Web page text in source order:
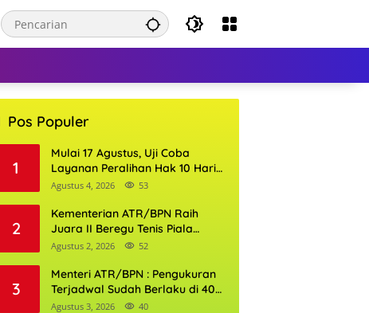
Pos Populer
1
Mulai 17 Agustus, Uji Coba
Layanan Peralihan Hak 10 Hari
di 15 Kantor Pertanahan
Agustus 4, 2026 53
2
Kementerian ATR/BPN Raih
Juara II Beregu Tenis Piala
Gubernur DKI Jakarta 2026
Agustus 2, 2026 52
3
Menteri ATR/BPN : Pengukuran
Terjadwal Sudah Berlaku di 400
Kantor Pertanahan
Agustus 3, 2026 40